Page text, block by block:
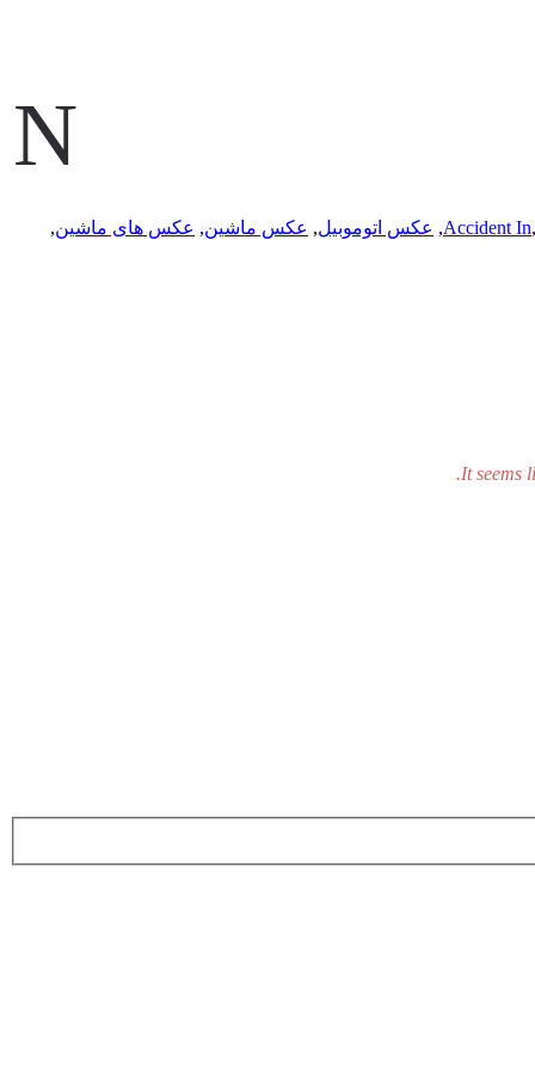
N
Accident In
, عکس اتوموبیل, عکس ماشین, عکس های ماشین,
It seems